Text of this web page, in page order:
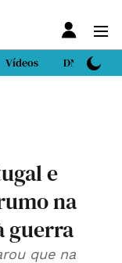
Vídeos DN Sport
e
na
guerra
que na